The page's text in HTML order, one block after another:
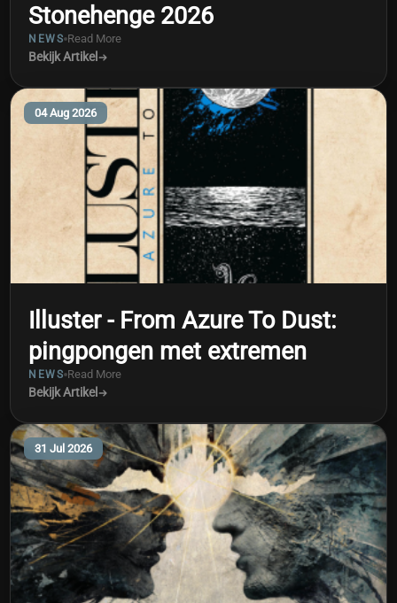
Stonehenge 2026
NEWS Read More
Bekijk Artikel
04 Aug 2026
Illuster - From Azure To Dust:
pingpongen met extremen
NEWS Read More
Bekijk Artikel
31 Jul 2026